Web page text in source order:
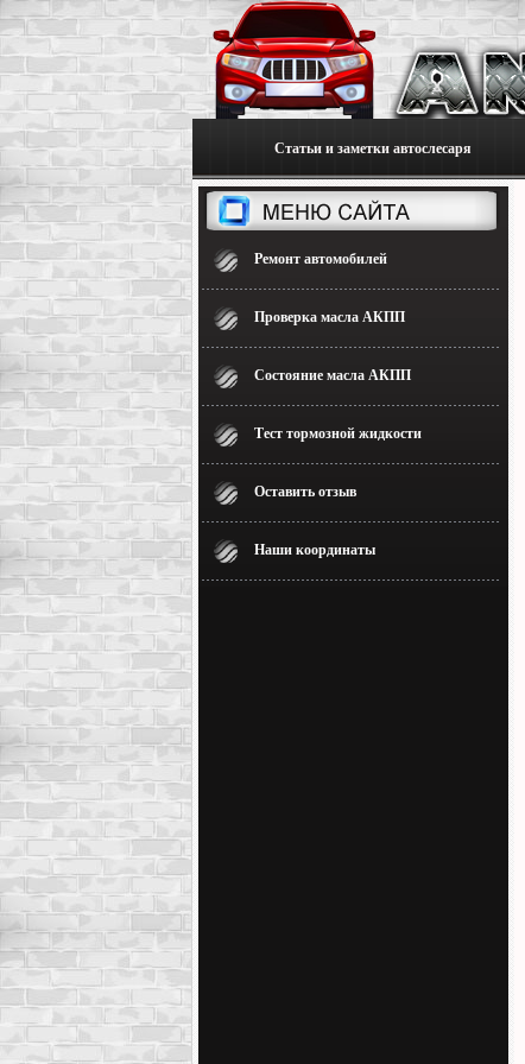
Статьи и заметки автослесаря
Ремонт автомобилей
Проверка масла АКПП
Состояние масла АКПП
Тест тормозной жидкости
Оставить отзыв
Наши координаты